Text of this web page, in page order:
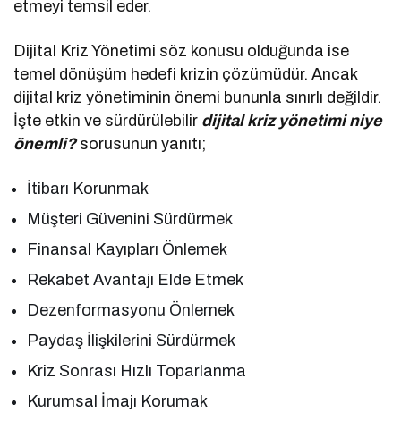
etmeyi temsil eder.
Dijital Kriz Yönetimi söz konusu olduğunda ise
temel dönüşüm hedefi krizin çözümüdür. Ancak
dijital kriz yönetiminin önemi bununla sınırlı değildir.
İşte etkin ve sürdürülebilir dijital kriz yönetimi niye
önemli? sorusunun yanıtı;
İtibarı Korunmak
Müşteri Güvenini Sürdürmek
Finansal Kayıpları Önlemek
Rekabet Avantajı Elde Etmek
Dezenformasyonu Önlemek
Paydaş İlişkilerini Sürdürmek
Kriz Sonrası Hızlı Toparlanma
Kurumsal İmajı Korumak